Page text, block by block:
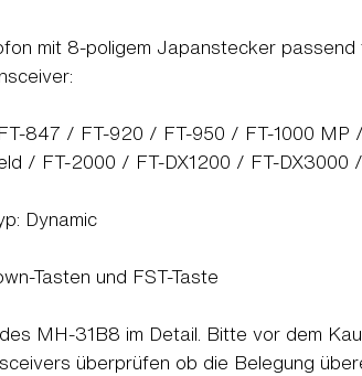
mit 8-poligem Japanstecker passend
847 / FT-920 / FT-950 / FT-1000 MP
/ FT-2000 / FT-DX1200 / FT-DX3000
Dynamic
Tasten und FST-Taste
MH-31B8 im Detail. Bitte vor dem
überprüfen ob die Belegung